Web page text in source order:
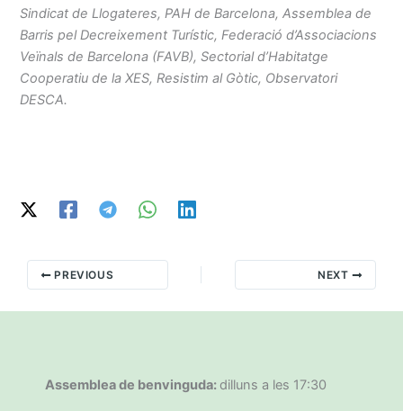
Sindicat de Llogateres, PAH de Barcelona, Assemblea de
Barris pel Decreixement Turístic, Federació d’Associacions
Veïnals de Barcelona (FAVB), Sectorial d’Habitatge
Cooperatiu de la XES, Resistim al Gòtic, Observatori
DESCA.
PREVIOUS NEXT
Assemblea de benvinguda: dilluns a les 17:30